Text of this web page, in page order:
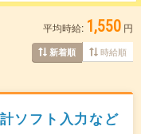
平均時給: 1,550 円
新着順 時給順
ソフト入力など